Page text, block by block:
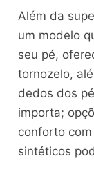
Além da
um modelo
seu pé,
tornozelo,
dedos dos
importa;
conforto
sintéticos